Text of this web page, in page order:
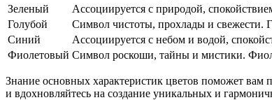
Зеленый
Ассоциируется с природой,
Голубой
Символ чистоты, прохлады и свежести.
Синий
Ассоциируется с небом и водой,
Фиолетовый Символ роскоши, тайны и мистики.
Знание основных характеристик цветов поможет вам
и вдохновляйтесь на создание уникальных и